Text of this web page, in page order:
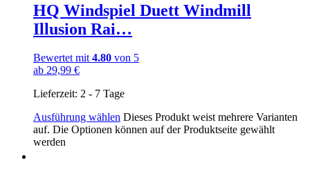
HQ Windspiel Duett Windmill
Illusion Rai…
Bewertet mit4.80 von 5
ab 29,99 €
Lieferzeit: 2 - 7 Tage
Ausführung wählen Dieses Produkt weist mehrere Varianten
auf. Die Optionen können auf der Produktseite gewählt
werden